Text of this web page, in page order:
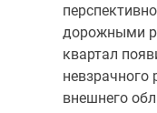
дорожными
квартал
невзрачного
внешнего